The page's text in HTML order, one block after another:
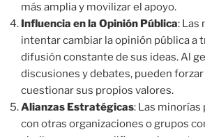
más amplia y movilizar el apoyo.
Influencia en la Opinión Pública: Las
intentar cambiar la opinión pública a
difusión constante de sus ideas. Al
discusiones y debates, pueden forzar
cuestionar sus propios valores.
Alianzas Estratégicas: Las
con otras organizaciones o grupos